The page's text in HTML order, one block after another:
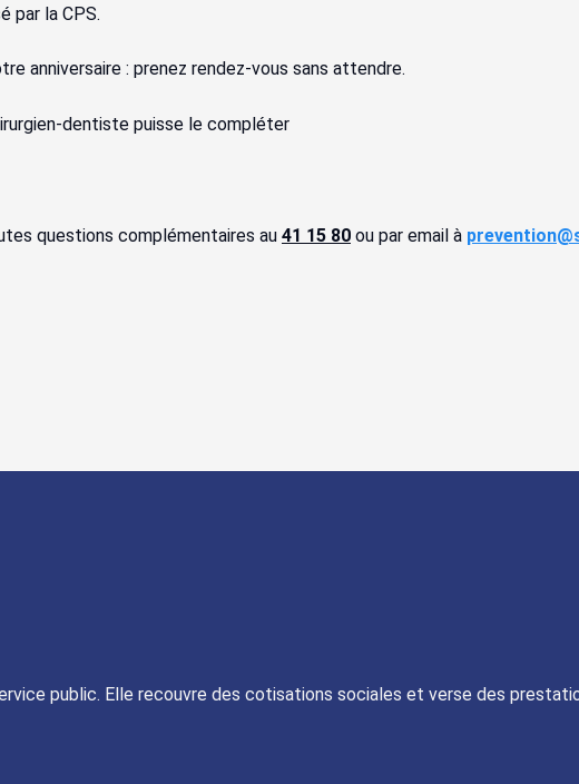
par la CPS.
anniversaire : prenez rendez-vous sans attendre.
dentiste puisse le compléter
questions complémentaires au 41 15 80 ou par email à
public. Elle recouvre des cotisations sociales et verse des